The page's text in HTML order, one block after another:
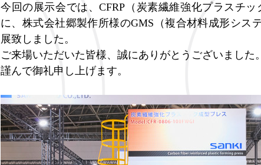
今回の展示会では、CFRP（炭素繊維強化プラスチ
に、株式会社郷製作所様のGMS（複合材料成形シス
展致しました。
ご来場いただいた皆様、誠にありがとうございました
謹んで御礼申し上げます。